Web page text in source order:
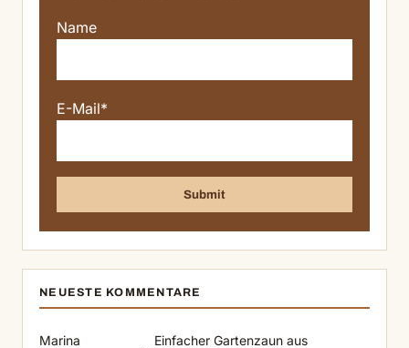
Name
E-Mail*
NEUESTE KOMMENTARE
Marina
Einfacher Gartenzaun aus